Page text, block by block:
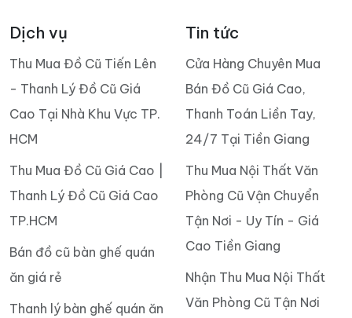
Dịch vụ
Thu Mua Đồ Cũ Tiến Lên
- Thanh Lý Đồ Cũ Giá
Cao Tại Nhà Khu Vực TP.
HCM
Thu Mua Đồ Cũ Giá Cao |
Thanh Lý Đồ Cũ Giá Cao
TP.HCM
Bán đồ cũ bàn ghế quán
ăn giá rẻ
Thanh lý bàn ghế quán ăn
Tin tức
Cửa Hàng Chuyên Mua
Bán Đồ Cũ Giá Cao,
Thanh Toán Liền Tay,
24/7 Tại Tiền Giang
Thu Mua Nội Thất Văn
Phòng Cũ Vận Chuyển
Tận Nơi - Uy Tín - Giá
Cao Tiền Giang
Nhận Thu Mua Nội Thất
Văn Phòng Cũ Tận Nơi